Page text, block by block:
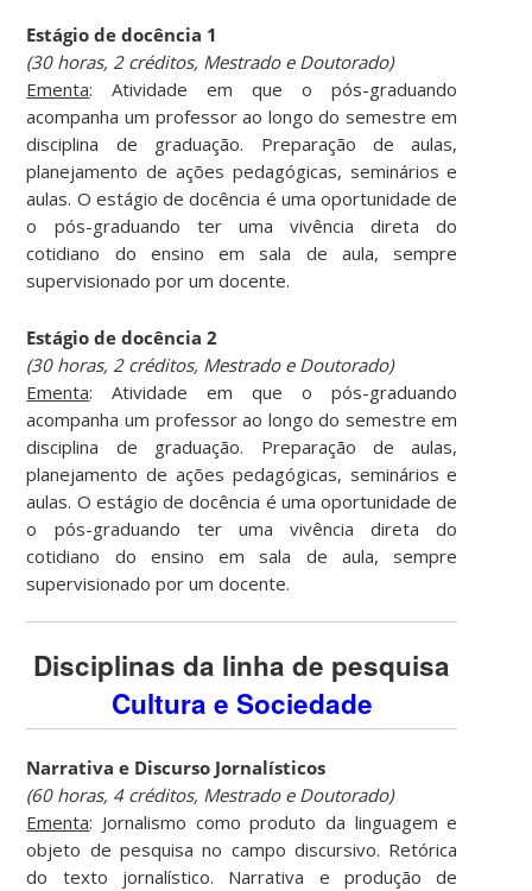
Estágio de docência 1
(30 horas, 2 créditos, Mestrado e Doutorado)
Ementa: Atividade em que o pós-graduando
acompanha um professor ao longo do semestre em
disciplina de graduação. Preparação de aulas,
planejamento de ações pedagógicas, seminários e
aulas. O estágio de docência é uma oportunidade de
o pós-graduando ter uma vivência direta do
cotidiano do ensino em sala de aula, sempre
supervisionado por um docente.
Estágio de docência 2
(30 horas, 2 créditos, Mestrado e Doutorado)
Ementa: Atividade em que o pós-graduando
acompanha um professor ao longo do semestre em
disciplina de graduação. Preparação de aulas,
planejamento de ações pedagógicas, seminários e
aulas. O estágio de docência é uma oportunidade de
o pós-graduando ter uma vivência direta do
cotidiano do ensino em sala de aula, sempre
supervisionado por um docente.
Disciplinas da linha de pesquisa
Cultura e Sociedade
Narrativa e Discurso Jornalísticos
(60 horas, 4 créditos, Mestrado e Doutorado)
Ementa: Jornalismo como produto da linguagem e
objeto de pesquisa no campo discursivo. Retórica
do texto jornalístico. Narrativa e produção de